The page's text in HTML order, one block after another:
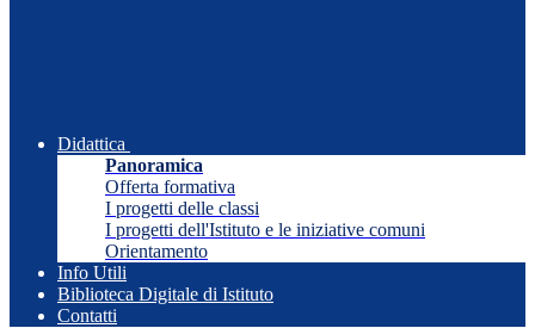
Didattica
Panoramica
Offerta formativa
I progetti delle classi
I progetti dell'Istituto e le iniziative comuni
Orientamento
Info Utili
Biblioteca Digitale di Istituto
Contatti